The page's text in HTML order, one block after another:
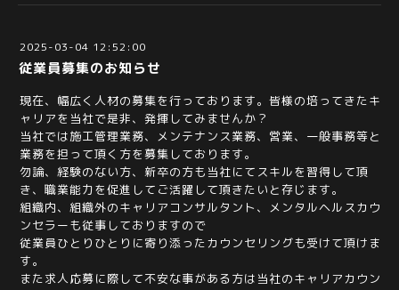
2025-03-04 12:52:00
従業員募集のお知らせ
現在、幅広く人材の募集を行っております。皆様の培ってきたキ
ャリアを当社で是非、発揮してみませんか？
当社では施工管理業務、メンテナンス業務、営業、一般事務等と
業務を担って頂く方を募集しております。
勿論、経験のない方、新卒の方も当社にてスキルを習得して頂
き、職業能力を促進してご活躍して頂きたいと存じます。
組織内、組織外のキャリアコンサルタント、メンタルヘルスカウ
ンセラーも従事しておりますので
従業員ひとりひとりに寄り添ったカウンセリングも受けて頂けま
す。
また求人応募に際して不安な事がある方は当社のキャリアカウン